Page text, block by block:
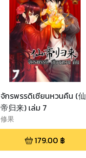
จักรพรรดิเซียนหวนคืน (仙
帝归来) เล่ม 7
修果
179.00 ฿